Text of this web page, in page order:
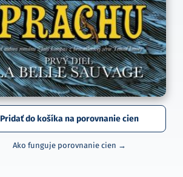
Pridať do košíka na porovnanie cien
Ako funguje porovnanie cien →